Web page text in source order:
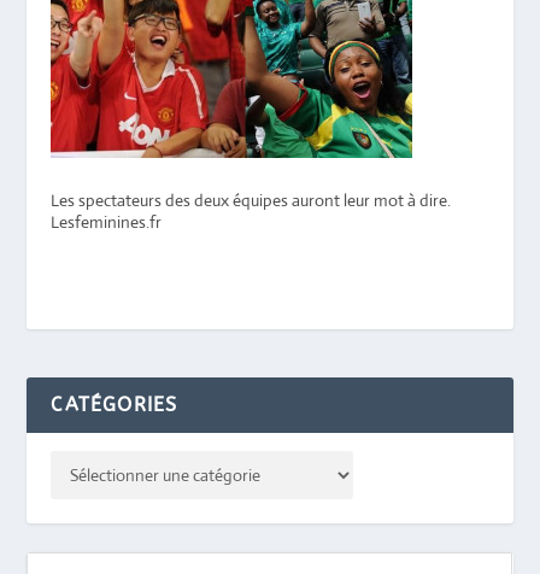
Les spectateurs des deux équipes auront leur mot à dire.
Lesfeminines.fr
CATÉGORIES